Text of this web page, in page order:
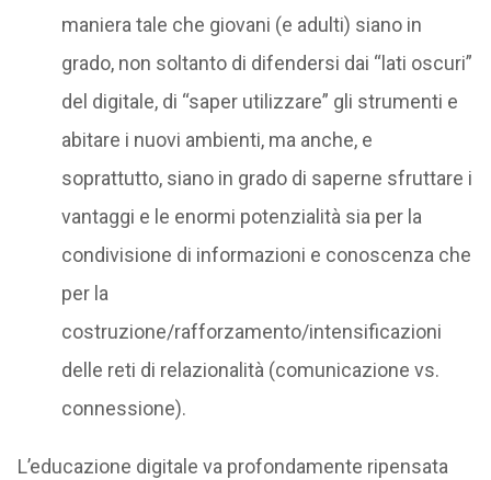
maniera tale che giovani (e adulti) siano in
grado, non soltanto di difendersi dai “lati oscuri”
del digitale, di “saper utilizzare” gli strumenti e
abitare i nuovi ambienti, ma anche, e
soprattutto, siano in grado di saperne sfruttare i
vantaggi e le enormi potenzialità sia per la
condivisione di informazioni e conoscenza che
per la
costruzione/rafforzamento/intensificazioni
delle reti di relazionalità (comunicazione vs.
connessione).
L’educazione digitale va profondamente ripensata